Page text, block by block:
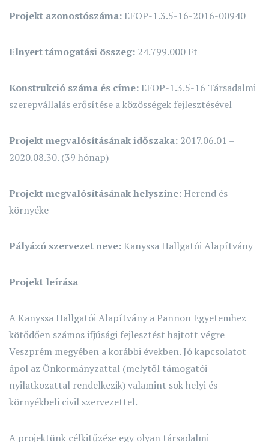
Projekt azonostószáma: EFOP-1.3.5-16-2016-00940
Elnyert támogatási összeg: 24.799.000 Ft
Konstrukció száma és címe: EFOP-1.3.5-16 Társadalmi
szerepvállalás erősítése a közösségek fejlesztésével
Projekt megvalósításának időszaka: 2017.06.01 –
2020.08.30. (39 hónap)
Projekt megvalósításának helyszíne: Herend és
környéke
Pályázó szervezet neve: Kanyssa Hallgatói Alapítvány
Projekt leírása
A Kanyssa Hallgatói Alapítvány a Pannon Egyetemhez
kötődően számos ifjúsági fejlesztést hajtott végre
Veszprém megyében a korábbi években. Jó kapcsolatot
ápol az Önkormányzattal (melytől támogatói
nyilatkozattal rendelkezik) valamint sok helyi és
környékbeli civil szervezettel.
A projektünk célkitűzése egy olyan társadalmi